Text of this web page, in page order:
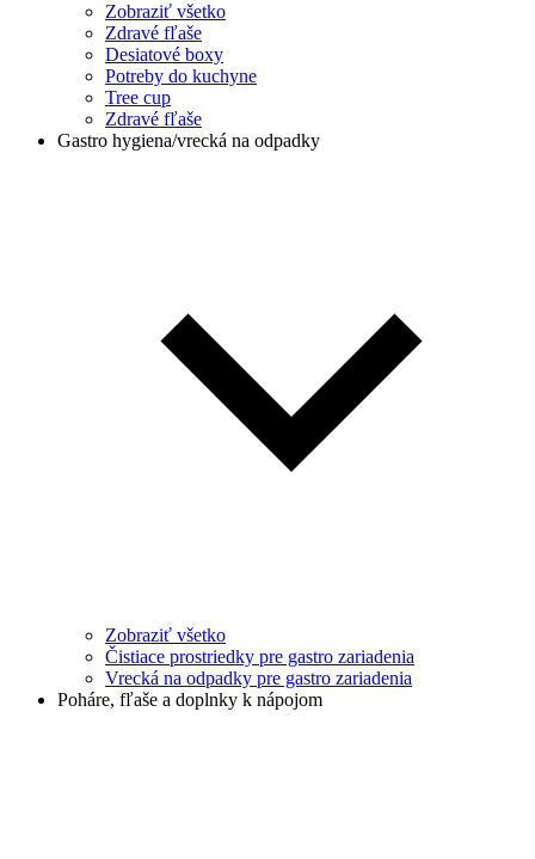
Zobraziť všetko
Zdravé fľaše
Desiatové boxy
Potreby do kuchyne
Tree cup
Zdravé fľaše
Gastro hygiena/vrecká na odpadky
Zobraziť všetko
Čistiace prostriedky pre gastro zariadenia
Vrecká na odpadky pre gastro zariadenia
Poháre, fľaše a doplnky k nápojom